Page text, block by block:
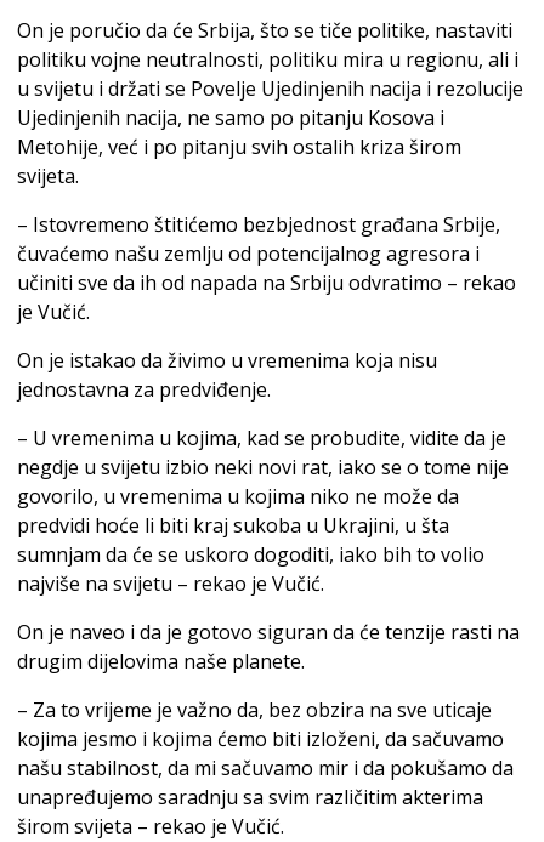
On je poručio da će Srbija, što se tiče politike, nastaviti
politiku vojne neutralnosti, politiku mira u regionu, ali i
u svijetu i držati se Povelje Ujedinjenih nacija i rezolucije
Ujedinjenih nacija, ne samo po pitanju Kosova i
Metohije, već i po pitanju svih ostalih kriza širom
svijeta.
– Istovremeno štitićemo bezbjednost građana Srbije,
čuvaćemo našu zemlju od potencijalnog agresora i
učiniti sve da ih od napada na Srbiju odvratimo – rekao
je Vučić.
On je istakao da živimo u vremenima koja nisu
jednostavna za predviđenje.
– U vremenima u kojima, kad se probudite, vidite da je
negdje u svijetu izbio neki novi rat, iako se o tome nije
govorilo, u vremenima u kojima niko ne može da
predvidi hoće li biti kraj sukoba u Ukrajini, u šta
sumnjam da će se uskoro dogoditi, iako bih to volio
najviše na svijetu – rekao je Vučić.
On je naveo i da je gotovo siguran da će tenzije rasti na
drugim dijelovima naše planete.
– Za to vrijeme je važno da, bez obzira na sve uticaje
kojima jesmo i kojima ćemo biti izloženi, da sačuvamo
našu stabilnost, da mi sačuvamo mir i da pokušamo da
unapređujemo saradnju sa svim različitim akterima
širom svijeta – rekao je Vučić.